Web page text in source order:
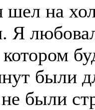
на
Я
были
были